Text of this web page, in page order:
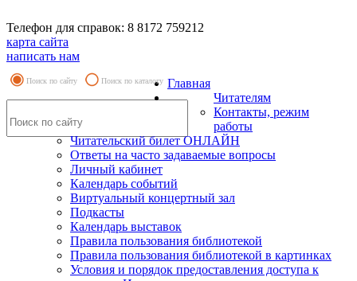
Телефон для справок: 8 8172 759212
карта сайта
написать нам
Поиск по сайту Поиск по каталогу Главная
Читателям
Контакты, режим
работы
Читательский билет ОНЛАЙН
Ответы на часто задаваемые вопросы
Личный кабинет
Календарь событий
Виртуальный концертный зал
Подкасты
Календарь выставок
Правила пользования библиотекой
Правила пользования библиотекой в картинках
Условия и порядок предоставления доступа к